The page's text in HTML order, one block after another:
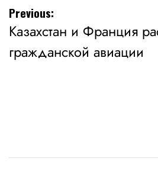
Навигация
по
записям
Previous:
Казахстан и Франция
гражданской авиации